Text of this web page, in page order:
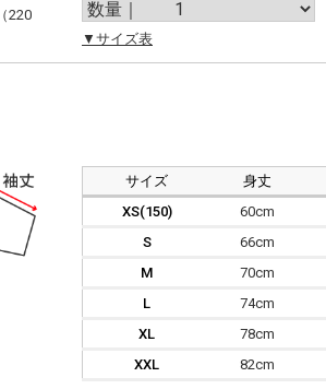
220
▼サイズ表
サイズ 身丈
XS(150)
60cm
S
66cm
M
70cm
L
74cm
XL
78cm
XXL
82cm